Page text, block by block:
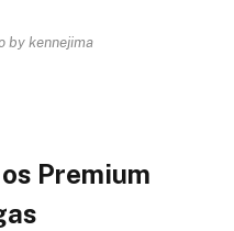
by kennejima
Premium